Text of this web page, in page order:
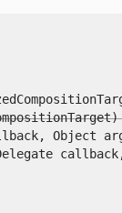
Object